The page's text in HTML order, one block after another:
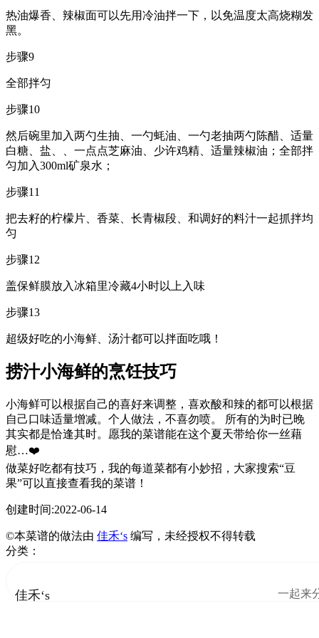
热油爆香、辣椒面可以先用冷油拌一下，以免温度太高烧糊发
黑。
步骤9
全部拌匀
步骤10
然后碗里加入两勺生抽、一勺蚝油、一勺老抽两勺陈醋、适量
白糖、盐、、一点点芝麻油、少许鸡精、适量辣椒油；全部拌
匀加入300ml矿泉水；
步骤11
把去籽的柠檬片、香菜、长青椒段、和调好的料汁一起抓拌均
匀
步骤12
盖保鲜膜放入冰箱里冷藏4小时以上入味
步骤13
超级好吃的小海鲜、汤汁都可以拌面吃哦！
捞汁小海鲜的烹饪技巧
小海鲜可以根据自己的喜好来调整，喜欢酸和辣的都可以根据
自己口味适量增减。个人做法，不喜勿喷。 所有的为时已晚
其实都是恰逢其时。愿我的菜谱能在这个夏天带给你一丝藉
慰…❤️
做菜好吃都有技巧，我的每道菜都有小妙招，大家搜索“豆
果”可以直接查看我的菜谱！
创建时间:2022-06-14
©本菜谱的做法由 佳禾‘s 编写，未经授权不得转载
分类：
佳禾‘s 一起来